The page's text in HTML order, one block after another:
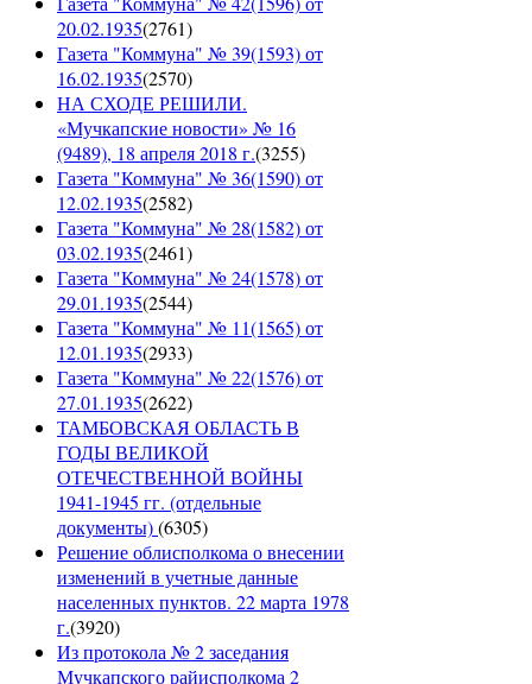
20.02.1935(2761)
Газета "Коммуна" № 39(1593) от
16.02.1935(2570)
НА СХОДЕ РЕШИЛИ.
«Мучкапские новости» № 16
(9489), 18 апреля 2018 г.(3255)
Газета "Коммуна" № 36(1590) от
12.02.1935(2582)
Газета "Коммуна" № 28(1582) от
03.02.1935(2461)
Газета "Коммуна" № 24(1578) от
29.01.1935(2544)
Газета "Коммуна" № 11(1565) от
12.01.1935(2933)
Газета "Коммуна" № 22(1576) от
27.01.1935(2622)
ТАМБОВСКАЯ ОБЛАСТЬ В
ГОДЫ ВЕЛИКОЙ
ОТЕЧЕСТВЕННОЙ ВОЙНЫ
1941-1945 гг. (отдельные
документы)(6305)
Решение облисполкома о внесении
изменений в учетные данные
населенных пунктов. 22 марта 1978
г.(3920)
Из протокола № 2 заседания
Мучкапского райисполкома 2